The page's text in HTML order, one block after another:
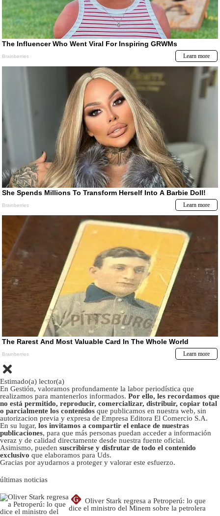
Estimado(a) lector(a)
En Gestión, valoramos profundamente la labor periodística que
realizamos para mantenerlos informados. Por ello, les recordamos que
no está permitido, reproducir, comercializar, distribuir, copiar total
o parcialmente los contenidos que publicamos en nuestra web, sin
autorizacion previa y expresa de Empresa Editora El Comercio S.A.
En su lugar, los invitamos a compartir el enlace de nuestras
publicaciones, para que más personas puedan acceder a información
veraz y de calidad directamente desde nuestra fuente oficial.
Asimismo, pueden suscribirse y disfrutar de todo el contenido
exclusivo que elaboramos para Uds.
Gracias por ayudarnos a proteger y valorar este esfuerzo.
últimas noticias
G
Oliver Stark regresa a Petroperú: lo que
dice el ministro del Minem sobre la petrolera